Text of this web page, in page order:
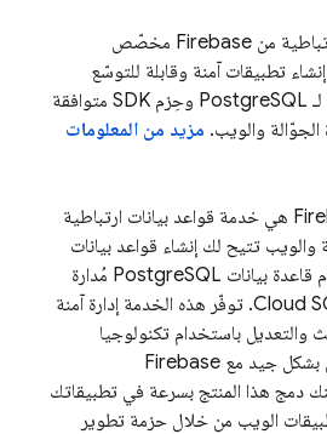
أول حل لقاعدة بيانات ارتباطية من Firebase مخصّص
تطبيقات آمنة وقابلة للتوسّع
لـ PostgreSQL وحِزم SDK متوافقة
الجوّالة والويب. مزيد من المعلومات
هي خدمة قواعد بيانات ارتباطية
والويب تتيح لك إنشاء قواعد بيانات
وتوسيع نطاقها باستخدام قاعدة بيانات PostgreSQL مُدارة
Cloud. توفّر هذه الخدمة إدارة آمنة
باستخدام تكنولوجيا
Firebase
دمج هذا المنتج بسرعة في تطبيقاتك
الويب من خلال حزمة تطوير